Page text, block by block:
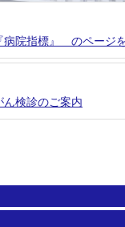
院指標』 のページを
ん検診のご案内